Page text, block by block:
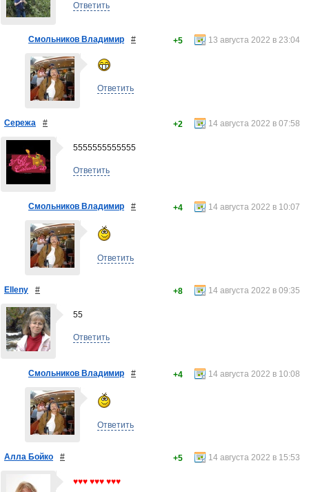
Ответить
Смольников Владимир # 13 августа 2022 в 23:04
+5
Ответить
Сережа # 14 августа 2022 в 07:58
+2
5555555555555
Ответить
Смольников Владимир # 14 августа 2022 в 10:07
+4
Ответить
Elleny # 14 августа 2022 в 09:35
+8
55
Ответить
Смольников Владимир # 14 августа 2022 в 10:08
+4
Ответить
Алла Бойко # 14 августа 2022 в 15:53
+5
♥♥♥ ♥♥♥ ♥♥♥